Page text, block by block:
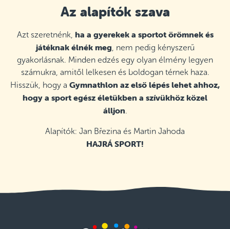
Az alapítók szava
Azt szeretnénk, ha a gyerekek a sportot örömnek és
játéknak élnék meg , nem pedig kényszerű
gyakorlásnak. Minden edzés egy olyan élmény legyen
számukra, amitől lelkesen és boldogan térnek haza.
Hisszük, hogy a Gymnathlon az első lépés lehet ahhoz,
hogy a sport egész életükben a szívükhöz közel
álljon.
Alapítók: Jan Březina és Martin Jahoda
HAJRÁ SPORT!